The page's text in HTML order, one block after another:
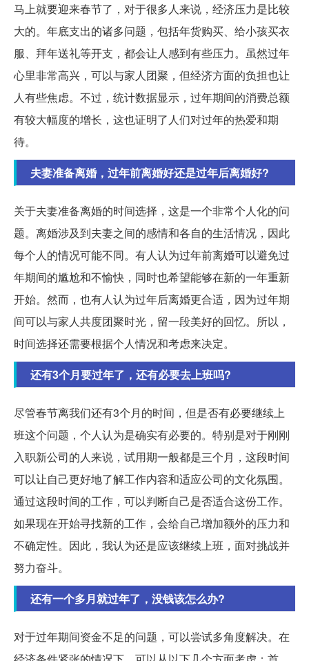
马上就要迎来春节了，对于很多人来说，经济压力是比较
大的。年底支出的诸多问题，包括年货购买、给小孩买衣
服、拜年送礼等开支，都会让人感到有些压力。虽然过年
心里非常高兴，可以与家人团聚，但经济方面的负担也让
人有些焦虑。不过，统计数据显示，过年期间的消费总额
有较大幅度的增长，这也证明了人们对过年的热爱和期
待。
夫妻准备离婚，过年前离婚好还是过年后离婚好?
关于夫妻准备离婚的时间选择，这是一个非常个人化的问
题。离婚涉及到夫妻之间的感情和各自的生活情况，因此
每个人的情况可能不同。有人认为过年前离婚可以避免过
年期间的尴尬和不愉快，同时也希望能够在新的一年重新
开始。然而，也有人认为过年后离婚更合适，因为过年期
间可以与家人共度团聚时光，留一段美好的回忆。所以，
时间选择还需要根据个人情况和考虑来决定。
还有3个月要过年了，还有必要去上班吗?
尽管春节离我们还有3个月的时间，但是否有必要继续上
班这个问题，个人认为是确实有必要的。特别是对于刚刚
入职新公司的人来说，试用期一般都是三个月，这段时间
可以让自己更好地了解工作内容和适应公司的文化氛围。
通过这段时间的工作，可以判断自己是否适合这份工作。
如果现在开始寻找新的工作，会给自己增加额外的压力和
不确定性。因此，我认为还是应该继续上班，面对挑战并
努力奋斗。
还有一个多月就过年了，没钱该怎么办?
对于过年期间资金不足的问题，可以尝试多角度解决。在